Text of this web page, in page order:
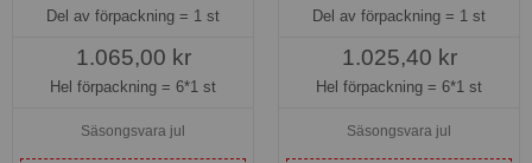
Del av förpackning = 1 st
1.065,00 kr
Hel förpackning = 6*1 st
Säsongsvara jul
Del av förpackning = 1 st
1.025,40 kr
Hel förpackning = 6*1 st
Säsongsvara jul